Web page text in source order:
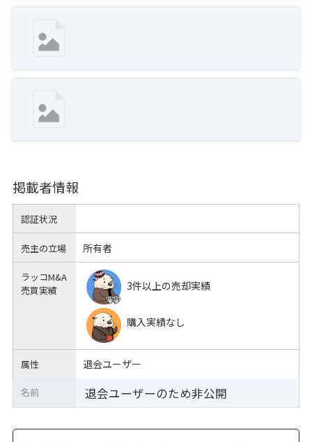
掲載者情報
認証状況
売主の立場 所有者
ラッコM&A
売買実績
3件以上の売却実績
購入実績なし
属性 退会ユーザー
退会ユーザーのため非公開
名前